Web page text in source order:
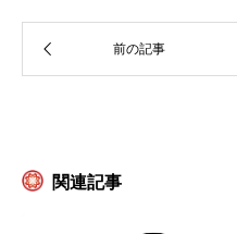
関連記事